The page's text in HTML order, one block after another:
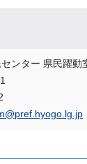
ンター 県民躍動